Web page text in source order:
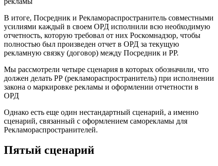
В итоге, Посредник и Рекламораспространитель совместными
усилиями каждый в своем ОРД исполнили всю необходимую
отчетность, которую требовал от них Роскомнадзор, чтобы
полностью был произведен отчет в ОРД за текущую
рекламную связку (договор) между Посредник и РР.
Мы рассмотрели четыре сценария в которых обозначили, что
должен делать РР (рекламораспространитель) при исполнении
закона о маркировке рекламы и оформлении отчетности в
ОРД
Однако есть еще один нестандартный сценарий, а именно
сценарий, связанный с оформлением саморекламы для
Рекламораспространителей.
Пятый сценарий